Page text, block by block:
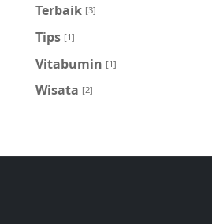
Terbaik [3]
Tips [1]
Vitabumin [1]
Wisata [2]